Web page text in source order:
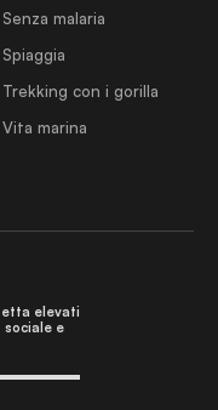
malaria
con i gorilla
marina
elevati
e